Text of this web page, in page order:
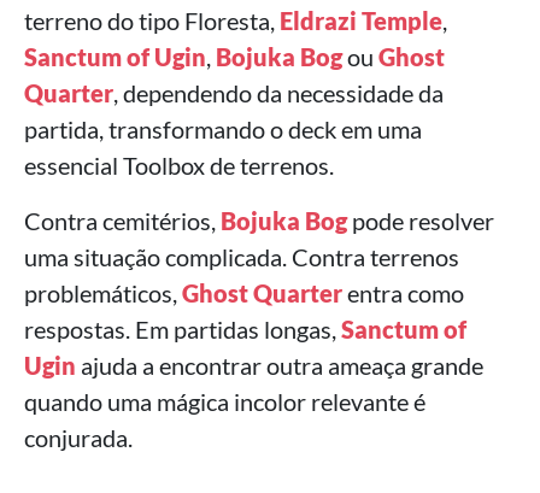
terreno do tipo Floresta, Eldrazi Temple,
Sanctum of Ugin, Bojuka Bogou Ghost
Quarter, dependendo da necessidade da
partida, transformando o deck em uma
essencial Toolbox de terrenos.
Contra cemitérios, Bojuka Bogpode resolver
uma situação complicada. Contra terrenos
problemáticos,Ghost Quarterentra como
respostas. Em partidas longas,Sanctum of
Ugin ajuda a encontrar outra ameaça grande
quando uma mágica incolor relevante é
conjurada.